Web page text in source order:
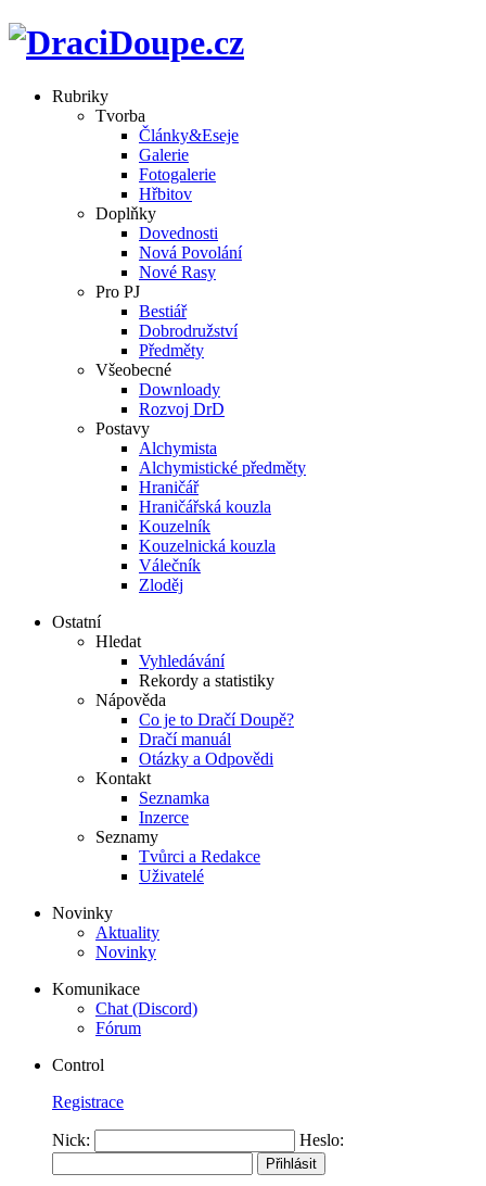
Rubriky
Tvorba
Články&Eseje
Galerie
Fotogalerie
Hřbitov
Doplňky
Dovednosti
Nová Povolání
Nové Rasy
Pro PJ
Bestiář
Dobrodružství
Předměty
Všeobecné
Downloady
Rozvoj DrD
Postavy
Alchymista
Alchymistické předměty
Hraničář
Hraničářská kouzla
Kouzelník
Kouzelnická kouzla
Válečník
Zloděj
Ostatní
Hledat
Vyhledávání
Rekordy a statistiky
Nápověda
Co je to Dračí Doupě?
Dračí manuál
Otázky a Odpovědi
Kontakt
Seznamka
Inzerce
Seznamy
Tvůrci a Redakce
Uživatelé
Novinky
Aktuality
Novinky
Komunikace
Chat (Discord)
Fórum
Control
Registrace
Nick: Heslo: